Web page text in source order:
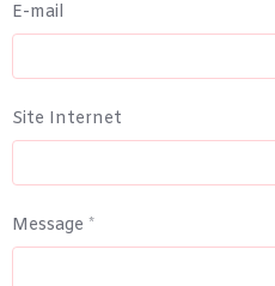
E-mail
Site Internet
Message